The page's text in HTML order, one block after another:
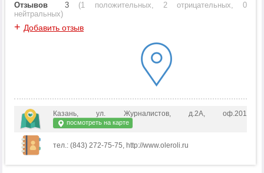
Отзывов
3 (1 положительных, 2 отрицательных,0
нейтральных)
+ Добавить отзыв
Казань, ул. Журналистов, д.2А, оф.201
посмотреть на карте
тел.: (843) 272-75-75, http://www.oleroli.ru